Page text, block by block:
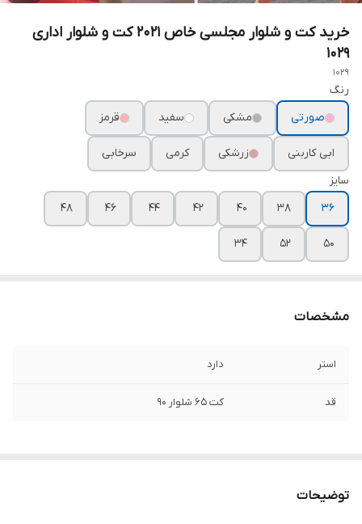
خرید کت و شلوار مجلسی خاص ۲۰۲۱ کت و شلوار اداری
۱۰۲۹
1029
رنگ
صورتی
مشکی سفید قرمز
ابی کاربنی زرشکی کرمی
سرخابی
سایز
۳۶
۳۸ ۴۰ ۴۲ ۴۴ ۴۶ ۴۸
۵۰ ۵۲ ۳۴
مشخصات
استر دارد
قد کت ۶۵ شلوار ۹۰
توضیحات